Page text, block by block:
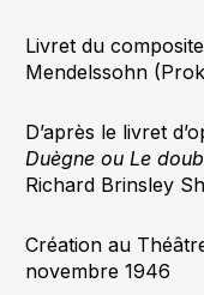
Livret du
Mendelssohn
D’après le livret
Duègne ou Le
Richard Brinsley
Création au
novembre 1946